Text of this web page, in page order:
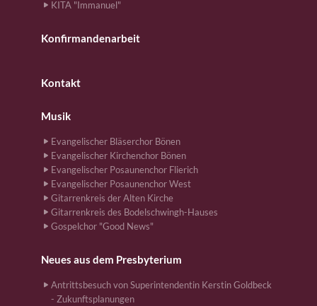
KITA "Immanuel"
Konfirmandenarbeit
Kontakt
Musik
Evangelischer Bläserchor Bönen
Evangelischer Kirchenchor Bönen
Evangelischer Posaunenchor Flierich
Evangelischer Posaunenchor West
Gitarrenkreis der Alten Kirche
Gitarrenkreis des Bodelschwingh-Hauses
Gospelchor "Good News"
Neues aus dem Presbyterium
Antrittsbesuch von Superintendentin Kerstin Goldbeck
- Zukunftsplanungen